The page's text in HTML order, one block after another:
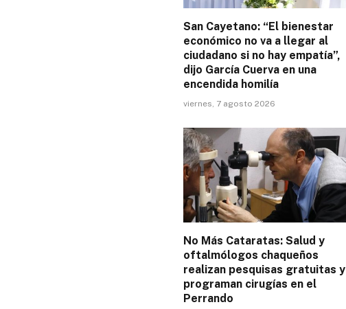
San Cayetano: “El bienestar
económico no va a llegar al
ciudadano si no hay empatía”,
dijo García Cuerva en una
encendida homilía
viernes, 7 agosto 2026
No Más Cataratas: Salud y
oftalmólogos chaqueños
realizan pesquisas gratuitas y
programan cirugías en el
Perrando